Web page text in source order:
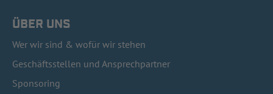
ÜBER UNS
Wer wir sind & wofür wir stehen
Geschäftsstellen und Ansprechpartner
Sponsoring